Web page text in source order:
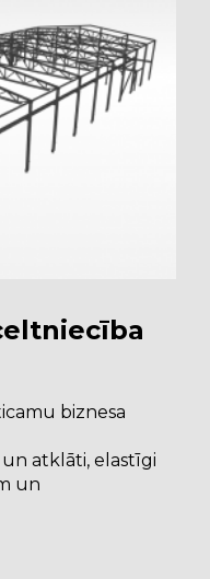
biznesa
atklāti, elastīgi
un